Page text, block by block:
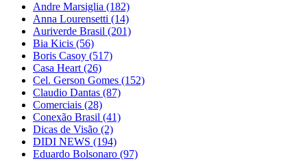
Andre Marsiglia (182)
Anna Lourensetti (14)
Auriverde Brasil (201)
Bia Kicis (56)
Boris Casoy (517)
Casa Heart (26)
Cel. Gerson Gomes (152)
Claudio Dantas (87)
Comerciais (28)
Conexão Brasil (41)
Dicas de Visão (2)
DIDI NEWS (194)
Eduardo Bolsonaro (97)